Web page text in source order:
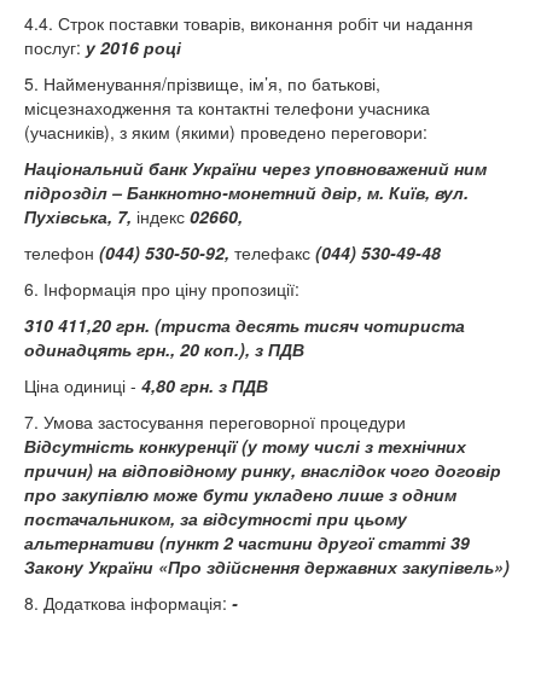
4.4. Строк поставки товарів, виконання робіт чи надання
послуг: у 2016 році
5. Найменування/прізвище, ім’я, по батькові,
місцезнаходження та контактні телефони учасника
(учасників), з яким (якими) проведено переговори:
Національний банк України через уповноважений ним
підрозділ – Банкнотно-монетний двір, м. Київ, вул.
Пухівська, 7, індекс 02660,
телефон (044) 530-50-92, телефакс (044) 530-49-48
6. Інформація про ціну пропозиції:
310 411,20 грн. (триста десять тисяч чотириста
одинадцять грн., 20 коп.), з ПДВ
Ціна одиниці - 4,80 грн. з ПДВ
7. Умова застосування переговорної процедури
Відсутність конкуренції (у тому числі з технічних
причин) на відповідному ринку, внаслідок чого договір
про закупівлю може бути укладено лише з одним
постачальником, за відсутності при цьому
альтернативи (пункт 2 частини другої статті 39
Закону України «Про здійснення державних закупівель»)
8. Додаткова інформація: -